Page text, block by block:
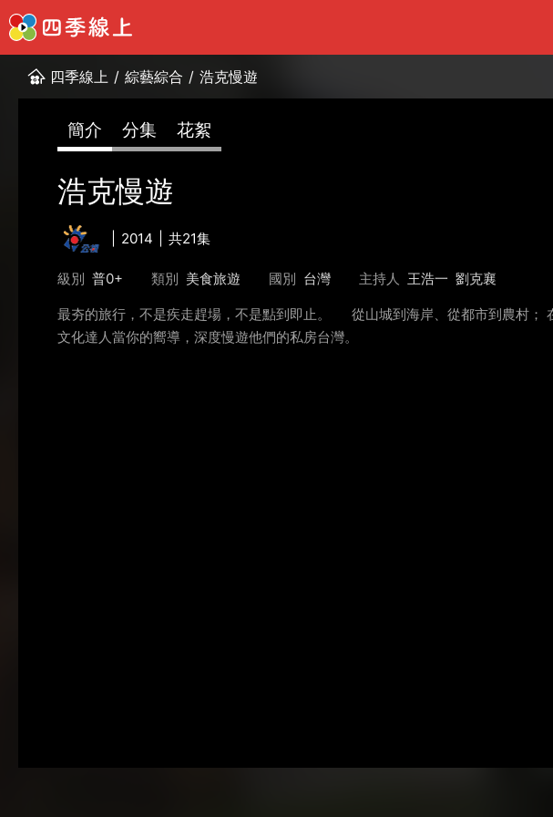
四季線上 / 綜藝綜合 / 浩克慢遊
簡介 分集 花絮
浩克慢遊
2014 共21集
級別 普0+ 類別 美食旅遊 國別 台灣 主持人 王浩一 劉克襄
最夯的旅行，不是疾走趕場，不是點到即止。 從山城到海岸、從都市到農村；
文化達人當你的嚮導，深度慢遊他們的私房台灣。